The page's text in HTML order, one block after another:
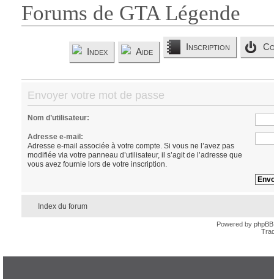
Forums de GTA Légende
Index Aide Inscription
Envoyer votre mot de passe
Nom d’utilisateur:
Adresse e-mail:
Adresse e-mail associée à votre compte. Si vous ne l’avez pas
modifiée via votre panneau d’utilisateur, il s’agit de l’adresse que
vous avez fournie lors de votre inscription.
Index du forum
Powered by phpBB